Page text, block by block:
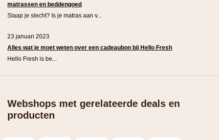
matrassen en beddengoed
Slaap je slecht? Is je matras aan v...
23 januari 2023
Alles wat je moet weten over een cadeaubon bij Hello Fresh
Hello Fresh is be...
Webshops met gerelateerde deals en
producten